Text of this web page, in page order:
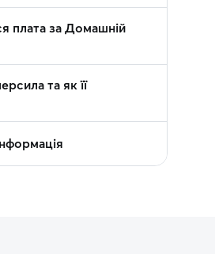
плата за Домашній
та як її